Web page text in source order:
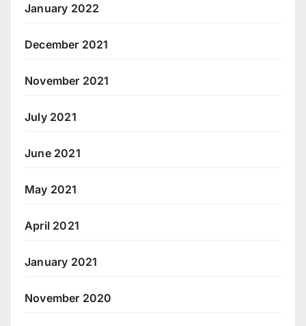
January 2022
December 2021
November 2021
July 2021
June 2021
May 2021
April 2021
January 2021
November 2020